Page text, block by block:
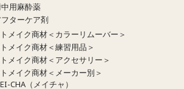
用麻酔薬
ターケア剤
トメイク商材＜カラーリムーバー＞
メイク商材＜練習用品＞
トメイク商材＜アクセサリー＞
メイク商材＜メーカー別＞
CHA（メイチャ）